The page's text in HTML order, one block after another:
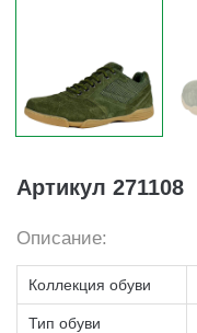
Артикул 271108
Описание:
Коллекция обуви
Тип обуви